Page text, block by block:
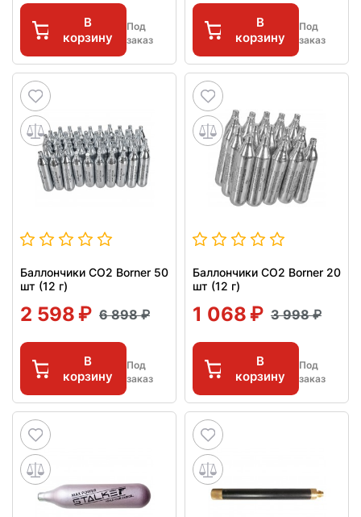
В
корзину
Под
заказ
В
корзину
Под
заказ
Баллончики CO2 Borner 50
шт (12 г)
2 598 6 898
В
корзину
Под
заказ
Баллончики CO2 Borner 20
шт (12 г)
1 068 3 998
В
корзину
Под
заказ